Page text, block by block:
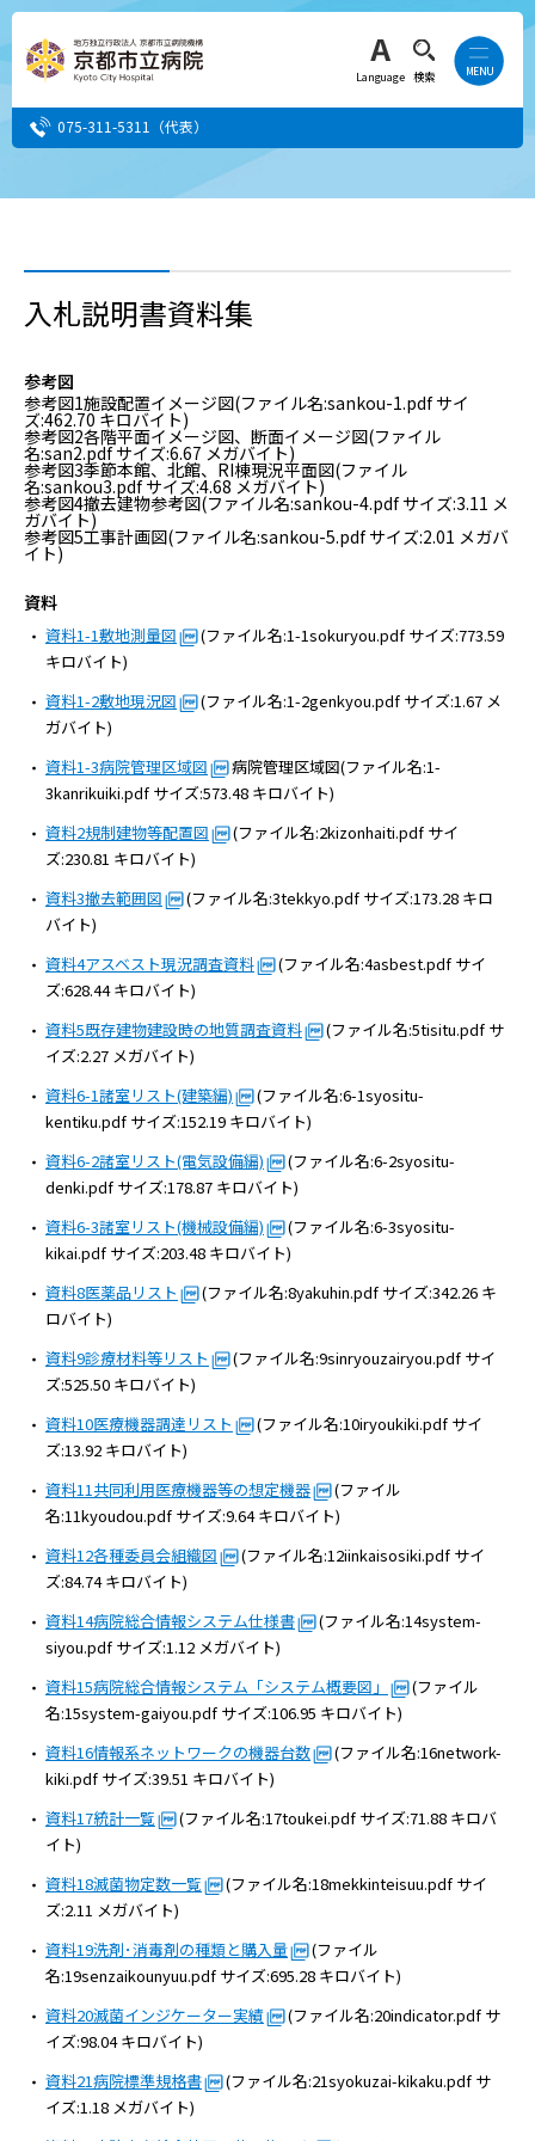
Language 検索
075-311-5311 （代表）
当院へ就職希望の方
事業者・その他の方
病院の概要
当院の魅力
よくある質問
ご意見箱
入札説明書資料集
参考図
参考図1施設配置イメージ図(ファイル名:sankou-1.pdf サイ
ズ:462.70 キロバイト)
参考図2各階平面イメージ図、断面イメージ図(ファイル
名:san2.pdf サイズ:6.67 メガバイト)
参考図3季節本館、北館、RI棟現況平面図(ファイル
名:sankou3.pdf サイズ:4.68 メガバイト)
参考図4撤去建物参考図(ファイル名:sankou-4.pdf サイズ:3.11 メ
ガバイト)
参考図5工事計画図(ファイル名:sankou-5.pdf サイズ:2.01 メガバ
イト)
資料
資料1-1敷地測量図
(ファイル名:1-1sokuryou.pdf サイズ:773.59
キロバイト)
資料1-2敷地現況図
(ファイル名:1-2genkyou.pdf サイズ:1.67 メ
ガバイト)
資料1-3病院管理区域図
病院管理区域図(ファイル名:1-
3kanrikuiki.pdf サイズ:573.48 キロバイト)
資料2規制建物等配置図
(ファイル名:2kizonhaiti.pdf サイ
ズ:230.81 キロバイト)
資料3撤去範囲図
(ファイル名:3tekkyo.pdf サイズ:173.28 キロ
バイト)
資料4アスベスト現況調査資料
(ファイル名:4asbest.pdf サイ
ズ:628.44 キロバイト)
資料5既存建物建設時の地質調査資料
(ファイル名:5tisitu.pdf サ
イズ:2.27 メガバイト)
資料6-1諸室リスト(建築編)
(ファイル名:6-1syositu-
kentiku.pdf サイズ:152.19 キロバイト)
資料6-2諸室リスト(電気設備編)
(ファイル名:6-2syositu-
denki.pdf サイズ:178.87 キロバイト)
資料6-3諸室リスト(機械設備編)
(ファイル名:6-3syositu-
kikai.pdf サイズ:203.48 キロバイト)
資料8医薬品リスト
(ファイル名:8yakuhin.pdf サイズ:342.26 キ
ロバイト)
資料9診療材料等リスト
(ファイル名:9sinryouzairyou.pdf サイ
ズ:525.50 キロバイト)
資料10医療機器調達リスト
(ファイル名:10iryoukiki.pdf サイ
ズ:13.92 キロバイト)
資料11共同利用医療機器等の想定機器
(ファイル
名:11kyoudou.pdf サイズ:9.64 キロバイト)
資料12各種委員会組織図
(ファイル名:12iinkaisosiki.pdf サイ
ズ:84.74 キロバイト)
資料14病院総合情報システム仕様書
(ファイル名:14system-
siyou.pdf サイズ:1.12 メガバイト)
資料15病院総合情報システム「システム概要図」
(ファイル
名:15system-gaiyou.pdf サイズ:106.95 キロバイト)
資料16情報系ネットワークの機器台数
(ファイル名:16network-
kiki.pdf サイズ:39.51 キロバイト)
資料17統計一覧
(ファイル名:17toukei.pdf サイズ:71.88 キロバ
イト)
資料18滅菌物定数一覧
(ファイル名:18mekkinteisuu.pdf サイ
ズ:2.11 メガバイト)
資料19洗剤･消毒剤の種類と購入量
(ファイル
名:19senzaikounyuu.pdf サイズ:695.28 キロバイト)
資料20滅菌インジケーター実績
(ファイル名:20indicator.pdf サ
イズ:98.04 キロバイト)
資料21病院標準規格書
(ファイル名:21syokuzai-kikaku.pdf サ
イズ:1.18 メガバイト)